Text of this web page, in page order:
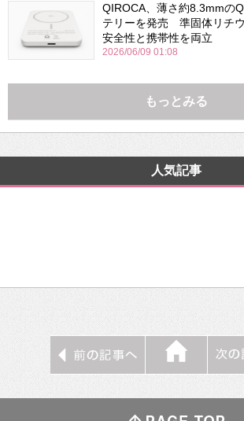
QIROCA、薄さ約8.3mmの
テリーを発売 準固体リチ
安全性と携帯性を両立
2026/06/09 01:08
もっとみる
人気記事